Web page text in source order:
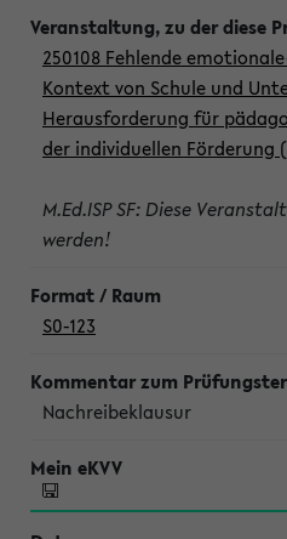
250108 Fehlende
Kontext von Schule und
Herausforderung für
der individuellen Förderung
M.Ed.ISP SF: Diese
werden!
S0-123
Nachreibeklausur